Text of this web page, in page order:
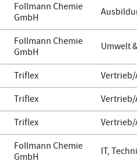
Follmann Chemie
GmbH
Follmann Chemie
GmbH
Umwelt
Triflex
Triflex
Triflex
Follmann Chemie
GmbH
IT,